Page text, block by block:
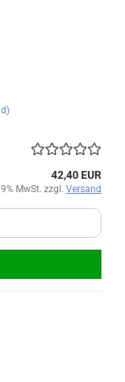
42,40 EUR
MwSt. zzgl. Versand